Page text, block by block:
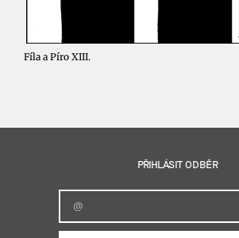
Fíla a Píro XIII.
PŘIHLÁSIT ODBĚR